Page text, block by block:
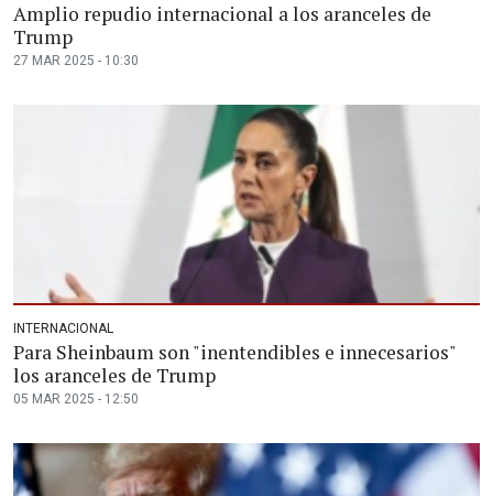
Amplio repudio internacional a los aranceles de
Trump
27 MAR 2025 - 10:30
INTERNACIONAL
Para Sheinbaum son "inentendibles e innecesarios"
los aranceles de Trump
05 MAR 2025 - 12:50